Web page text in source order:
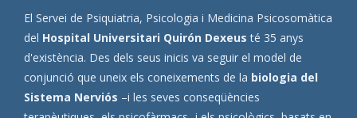
El Servei de Psiquiatria, Psicologia i Medicina Psicosomàtica
del Hospital Universitari Quirón Dexeus té 35 anys
d'existència. Des dels seus inicis va seguir el model de
conjunció que uneix els coneixements de la biologia del
Sistema Nerviós –i les seves conseqüències